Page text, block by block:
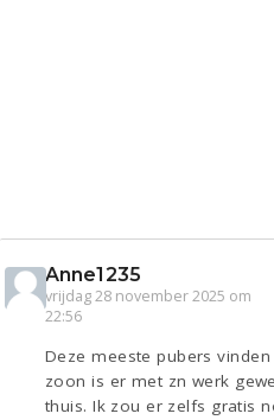
Anne1235
vrijdag 28 november 2025 om
22:56
Deze meeste pubers
zoon is er met zn werk
thuis. Ik zou er zelfs gratis